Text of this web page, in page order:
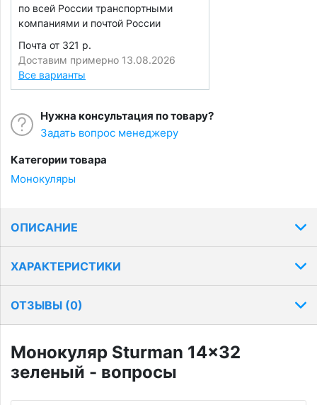
по всей России транспортными
компаниями и почтой России
Почта от 321 р.
Доставим примерно 13.08.2026
Все варианты
Нужна консультация по товару?
Задать вопрос менеджеру
Категории товара
Монокуляры
ОПИСАНИЕ
ХАРАКТЕРИСТИКИ
ОТЗЫВЫ (0)
Монокуляр Sturman 14x32
зеленый - вопросы